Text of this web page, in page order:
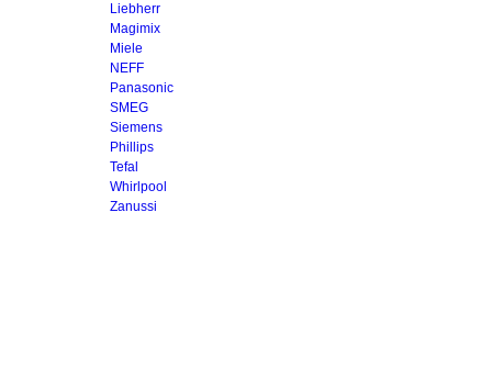
Liebherr
Magimix
Miele
NEFF
Panasonic
SMEG
Siemens
Phillips
Tefal
Whirlpool
Zanussi